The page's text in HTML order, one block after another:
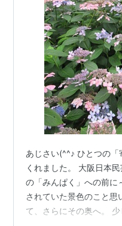
あじさい(^^♪ ひとつの
くれました。 大阪日本
の「みんぱく」への前に
されていた景色のこと
て、さらにその奥へ。